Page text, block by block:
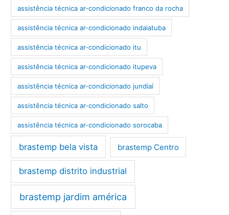
assistência técnica ar-condicionado franco da rocha
assistência técnica ar-condicionado indaiatuba
assistência técnica ar-condicionado itu
assistência técnica ar-condicionado itupeva
assistência técnica ar-condicionado jundiaí
assistência técnica ar-condicionado salto
assistência técnica ar-condicionado sorocaba
brastemp bela vista brastemp Centro
brastemp distrito industrial
brastemp jardim américa